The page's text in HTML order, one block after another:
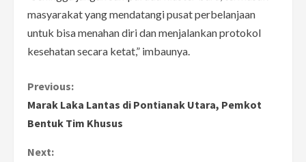
masyarakat yang mendatangi pusat perbelanjaan
untuk bisa menahan diri dan menjalankan protokol
kesehatan secara ketat,” imbaunya.
C
o
n
Previous:
Marak Laka Lantas di Pontianak Utara, Pemkot
Bentuk Tim Khusus
Next: